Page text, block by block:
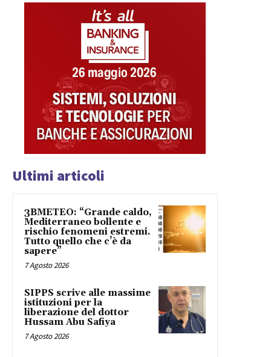
Ultimi articoli
3BMETEO: “Grande caldo,
Mediterraneo bollente e
rischio fenomeni estremi.
Tutto quello che c’è da
sapere”
7 Agosto 2026
SIPPS scrive alle massime
istituzioni per la
liberazione del dottor
Hussam Abu Safiya
7 Agosto 2026